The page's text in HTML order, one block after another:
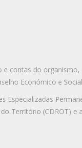
e contas do organismo,
Económico e
Especializadas
Território (CDROT) e